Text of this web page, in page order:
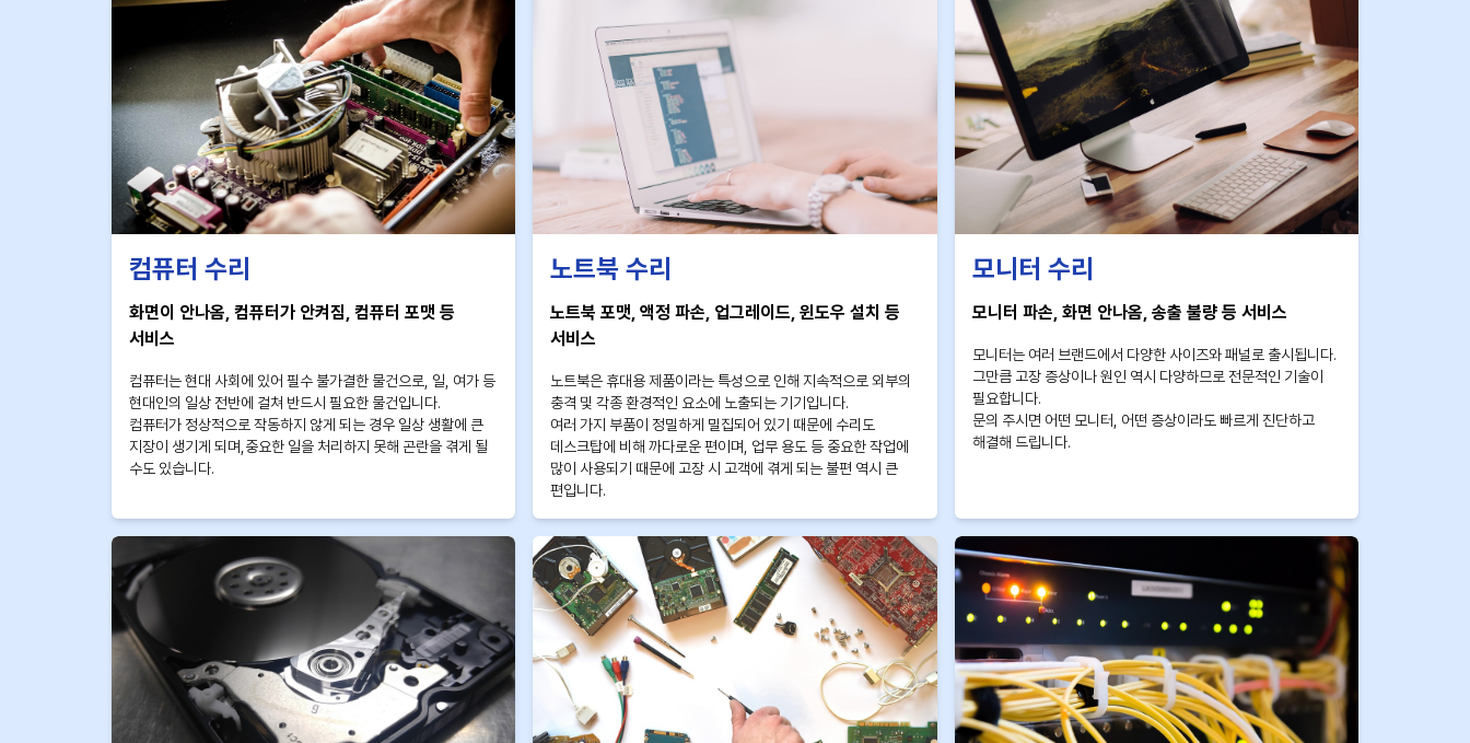
컴퓨터 수리
화면이 안나옴, 컴퓨터가 안켜짐, 컴퓨터 포맷 등
서비스
컴퓨터는 현대 사회에 있어 필수 불가결한 물건으로, 일, 여가 등
현대인의 일상 전반에 걸쳐 반드시 필요한 물건입니다.
컴퓨터가 정상적으로 작동하지 않게 되는 경우 일상 생활에 큰
지장이 생기게 되며,중요한 일을 처리하지 못해 곤란을 겪게 될
수도 있습니다.
노트북 수리
노트북 포맷, 액정 파손, 업그레이드, 윈도우 설치 등
서비스
노트북은 휴대용 제품이라는 특성으로 인해 지속적으로 외부의
충격 및 각종 환경적인 요소에 노출되는 기기입니다.
여러 가지 부품이 정밀하게 밀집되어 있기 때문에 수리도
데스크탑에 비해 까다로운 편이며, 업무 용도 등 중요한 작업에
많이 사용되기 때문에 고장 시 고객에 겪게 되는 불편 역시 큰
편입니다.
모니터 수리
모니터 파손, 화면 안나옴, 송출 불량 등 서비스
모니터는 여러 브랜드에서 다양한 사이즈와 패널로 출시됩니다.
그만큼 고장 증상이나 원인 역시 다양하므로 전문적인 기술이
필요합니다.
문의 주시면 어떤 모니터, 어떤 증상이라도 빠르게 진단하고
해결해 드립니다.